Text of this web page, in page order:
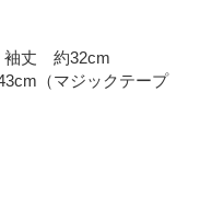
袖丈 約32cm
（マジックテープ